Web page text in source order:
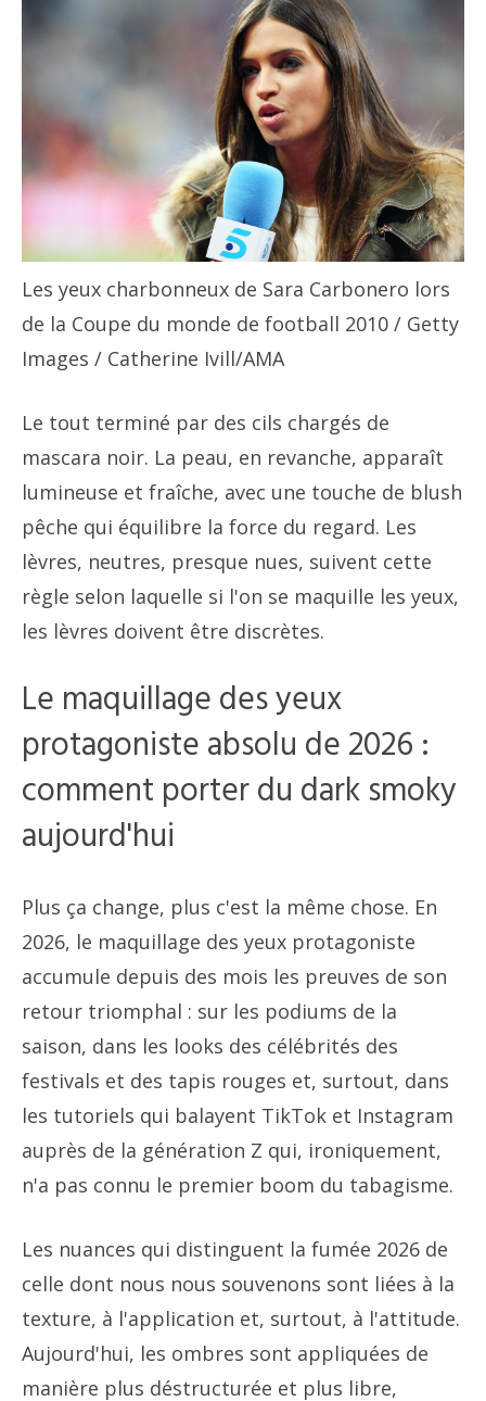
Les yeux charbonneux de Sara Carbonero lors
de la Coupe du monde de football 2010 / Getty
Images / Catherine Ivill/AMA
Le tout terminé par des cils chargés de
mascara noir. La peau, en revanche, apparaît
lumineuse et fraîche, avec une touche de blush
pêche qui équilibre la force du regard. Les
lèvres, neutres, presque nues, suivent cette
règle selon laquelle si l'on se maquille les yeux,
les lèvres doivent être discrètes.
Le maquillage des yeux
protagoniste absolu de 2026 :
comment porter du dark smoky
aujourd'hui
Plus ça change, plus c'est la même chose. En
2026, le maquillage des yeux protagoniste
accumule depuis des mois les preuves de son
retour triomphal : sur les podiums de la
saison, dans les looks des célébrités des
festivals et des tapis rouges et, surtout, dans
les tutoriels qui balayent TikTok et Instagram
auprès de la génération Z qui, ironiquement,
n'a pas connu le premier boom du tabagisme.
Les nuances qui distinguent la fumée 2026 de
celle dont nous nous souvenons sont liées à la
texture, à l'application et, surtout, à l'attitude.
Aujourd'hui, les ombres sont appliquées de
manière plus déstructurée et plus libre,